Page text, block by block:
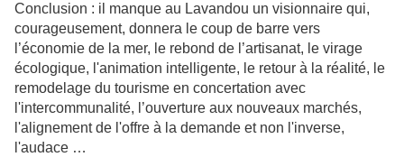
Conclusion : il manque au Lavandou un visionnaire qui,
courageusement, donnera le coup de barre vers
l’économie de la mer, le rebond de l’artisanat, le virage
écologique, l'animation intelligente, le retour à la réalité, le
remodelage du tourisme en concertation avec
l'intercommunalité, l’ouverture aux nouveaux marchés,
l'alignement de l'offre à la demande et non l'inverse,
l'audace …